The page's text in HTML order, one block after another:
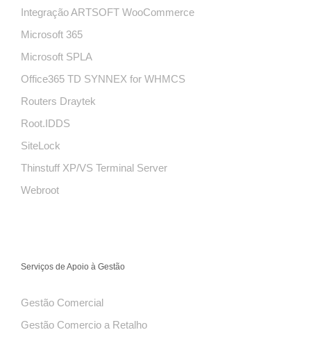
Integração ARTSOFT WooCommerce
Microsoft 365
Microsoft SPLA
Office365 TD SYNNEX for WHMCS
Routers Draytek
Root.IDDS
SiteLock
Thinstuff XP/VS Terminal Server
Webroot
Serviços de Apoio à Gestão
Gestão Comercial
Gestão Comercio a Retalho